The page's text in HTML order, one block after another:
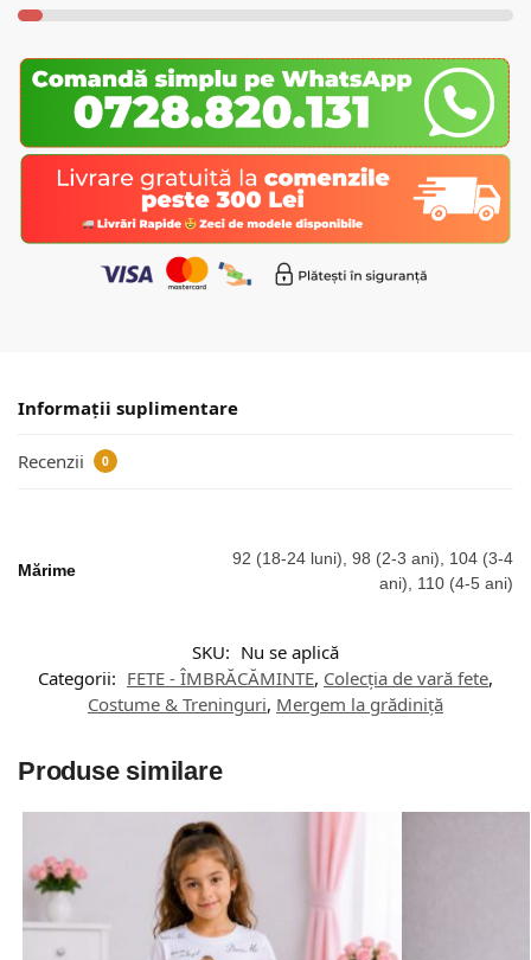
Informații suplimentare
Recenzii 0
Mărime
92 (18-24 luni), 98 (2-3 ani), 104 (3-4
ani), 110 (4-5 ani)
SKU: Nu se aplică
Categorii: FETE - ÎMBRĂCĂMINTE, Colecția de vară fete,
Costume & Treninguri, Mergem la grădiniță
Produse similare